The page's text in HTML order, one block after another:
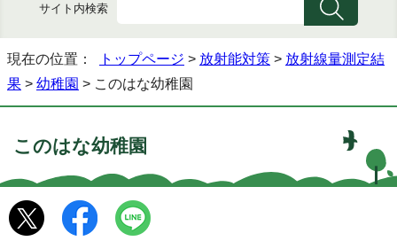
サイト内検索
現在の位置： トップページ > 放射能対策 > 放射線量測定結
果 > 幼稚園 > このはな幼稚園
このはな幼稚園